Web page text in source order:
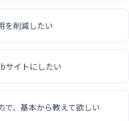
を削減したい
サイトにしたい
で、基本から教えて欲しい